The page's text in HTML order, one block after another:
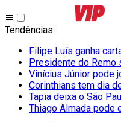
Tendências:
Filipe Luís ganha
Presidente do Remo
Vinícius Júnior pode
Corinthians tem dia
Tapia deixa o São
Thiago Almada pode